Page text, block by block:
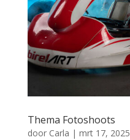
Thema Fotoshoots
door Carla | mrt 17, 2025